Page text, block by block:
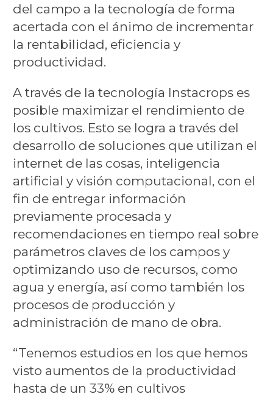
del campo a la tecnología de forma
acertada con el ánimo de incrementar
la rentabilidad, eficiencia y
productividad.
A través de la tecnología Instacrops es
posible maximizar el rendimiento de
los cultivos. Esto se logra a través del
desarrollo de soluciones que utilizan el
internet de las cosas, inteligencia
artificial y visión computacional, con el
fin de entregar información
previamente procesada y
recomendaciones en tiempo real sobre
parámetros claves de los campos y
optimizando uso de recursos, como
agua y energía, así como también los
procesos de producción y
administración de mano de obra.
“Tenemos estudios en los que hemos
visto aumentos de la productividad
hasta de un 33% en cultivos